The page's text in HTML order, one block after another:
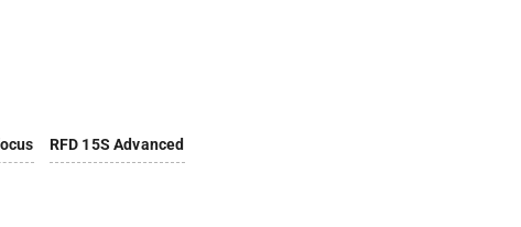
RFD 15S Advanced